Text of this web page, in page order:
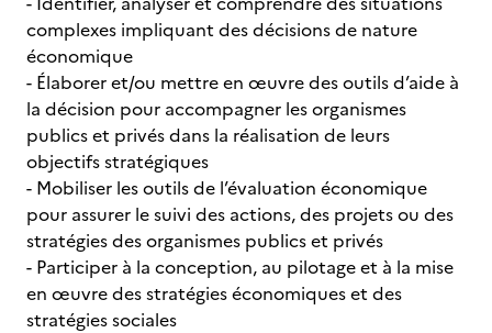
complexes impliquant des décisions de nature
économique
- Élaborer et/ou mettre en œuvre des outils d’aide à
la décision pour accompagner les organismes
publics et privés dans la réalisation de leurs
objectifs stratégiques
- Mobiliser les outils de l’évaluation économique
pour assurer le suivi des actions, des projets ou des
stratégies des organismes publics et privés
- Participer à la conception, au pilotage et à la mise
en œuvre des stratégies économiques et des
stratégies sociales